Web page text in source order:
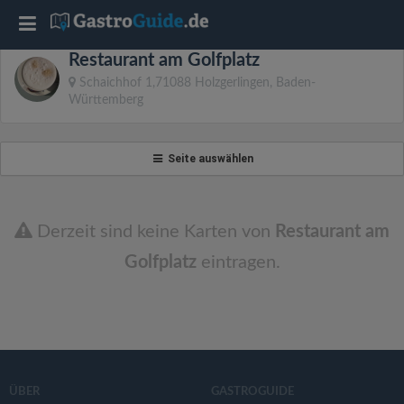
Restaurant am Golfplatz
Schaichhof 1,71088 Holzgerlingen, Baden-
Württemberg
Seite auswählen
Derzeit sind keine Karten von Restaurant am
Golfplatz eintragen.
ÜBER GASTROGUIDE
T
o